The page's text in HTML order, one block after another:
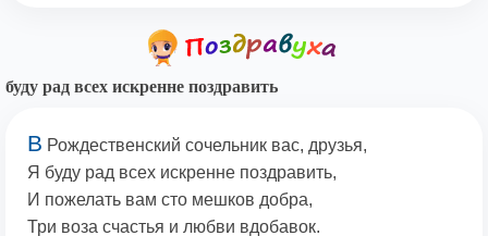
буду рад всех искренне поздравить
В Рождественский сочельник вас, друзья,
Я буду рад всех искренне поздравить,
И пожелать вам сто мешков добра,
Три воза счастья и любви вдобавок.